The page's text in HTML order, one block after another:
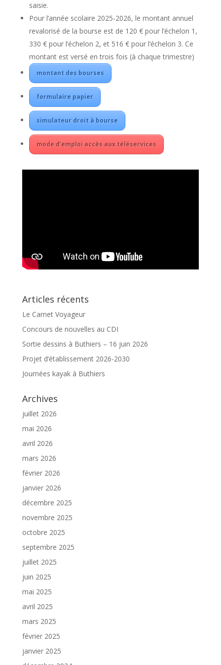
saisie.
Pour l’année scolaire 2025-2026, le montant annuel
revalorisé de la bourse est de 120 € pour l’échelon 1,
330 € pour l’échelon 2, et 516 € pour l’échelon 3. Ce
montant est versé en trois fois (à chaque trimestre)
montant des bourses
formulaire papier
simulateur droit à bourse
mode d’emploi accès aux téléservices
Articles récents
Le Carnet Voyageur
Concours de nouvelles au CDI
Sortie dessins à Buthiers – 16 juin 2026
Projet d’établissement 2026-2030
Journées kayak à Buthiers
Archives
juillet 2026
mai 2026
avril 2026
mars 2026
février 2026
janvier 2026
décembre 2025
novembre 2025
octobre 2025
septembre 2025
juillet 2025
juin 2025
mai 2025
avril 2025
mars 2025
février 2025
janvier 2025